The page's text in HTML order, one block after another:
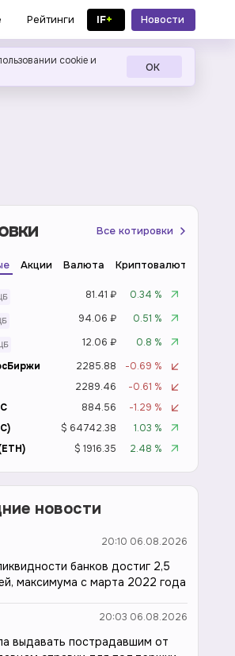
Рейтинги IF+
Новости
в MAX
cookie и
ОК
Все котировки
Акции Валюта Криптовалюта
81.41 ₽
0.34 %
94.06 ₽
0.51 %
12.06 ₽
0.8 %
2285.88
-0.69 %
2289.46
-0.61 %
884.56
-1.29 %
$ 64742.38
1.03 %
$ 1916.35 2.48 %
новости
20:10 06.08.2026
банков достиг 2,5
максимума с марта 2022 года
20:03 06.08.2026
выдавать пострадавшим от